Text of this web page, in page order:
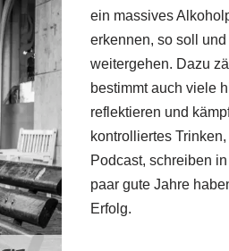
ein massives
erkennen, so soll
weitergehen. Dazu
bestimmt auch viele
reflektieren und
kontrolliertes
Podcast, schreiben
paar gute Jahre
Erfolg.